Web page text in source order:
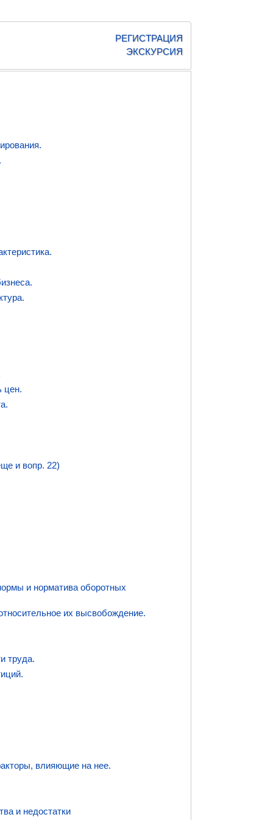
РЕГИСТРАЦИЯ
ЭКСКУРСИЯ
цен.
и вопр. 22)
и норматива оборотных
их высвобождение.
труда.
влияющие на нее.
и недостатки